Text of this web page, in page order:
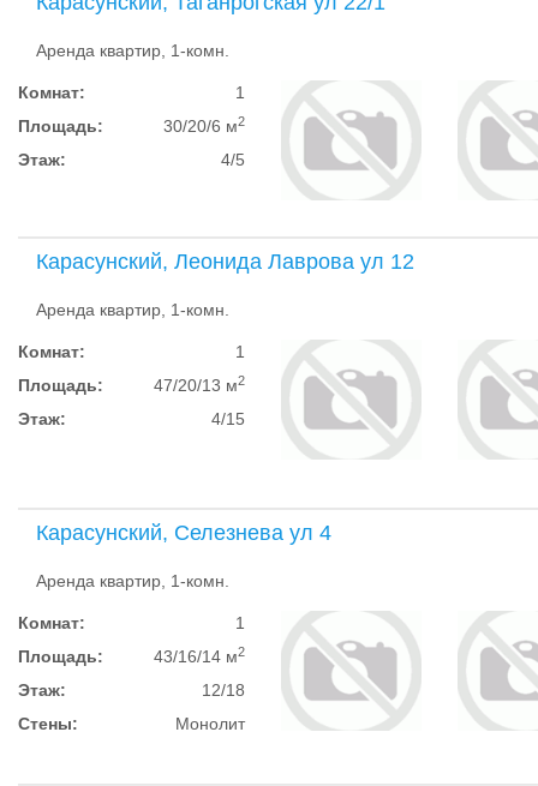
Аренда квартир, 1-комн.
Комнат:
1
Площадь:
30/20/6 м2
Этаж: 4/5
Карасунский, Леонида Лаврова ул 12
Аренда квартир, 1-комн.
Комнат:
1
Площадь:
47/20/13 м2
Этаж: 4/15
Карасунский, Селезнева ул 4
Аренда квартир, 1-комн.
Комнат:
1
Площадь:
43/16/14 м2
Этаж:
12/18
Стены:
Монолит